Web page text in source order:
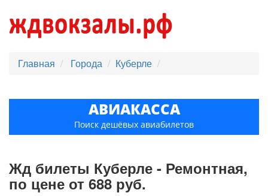
Главная Города Куберле
АВИАКАССА
Поиск дешёвых авиабилетов
Жд билеты Куберле - Ремонтная,
по цене от 688 руб.